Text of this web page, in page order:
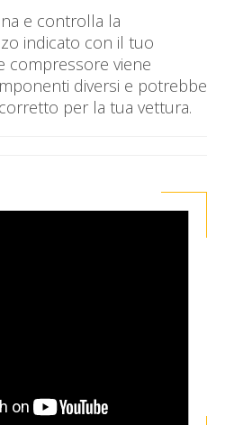
e controlla la
indicato con il tuo
compressore viene
diversi e potrebbe
per la tua vettura.